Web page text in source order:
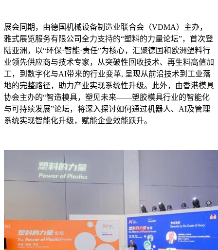
展会同期，由德国机械设备制造业联合会（VDMA）主办，
雅式展览服务有限公司全力支持的“塑料的力量论坛”，首次登
陆亚洲，以“环保·智能·责任”为核心，汇聚德国和欧洲塑料行
业领先供应商与技术专家，从突破性回收技术、再生料高值加
工，到数字化与AI带来的行业变革, 呈现从前沿技术到工业落
地的完整路径，助力产业实现系统性升级。此外，由香港模具
协会主办的“智造模具，塑见未来——塑胶模具行业的智能化
与可持续发展”论坛，将深入探讨如何通过机器人、AI及管理
系统实现智能化升级，赋能企业效能跃升。